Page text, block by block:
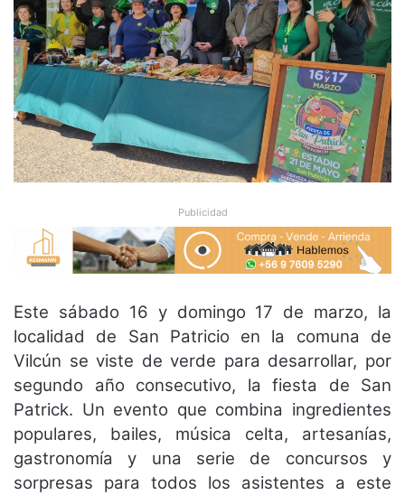
Publicidad
Este sábado 16 y domingo 17 de marzo, la
localidad de San Patricio en la comuna de
Vilcún se viste de verde para desarrollar, por
segundo año consecutivo, la fiesta de San
Patrick. Un evento que combina ingredientes
populares, bailes, música celta, artesanías,
gastronomía y una serie de concursos y
sorpresas para todos los asistentes a este